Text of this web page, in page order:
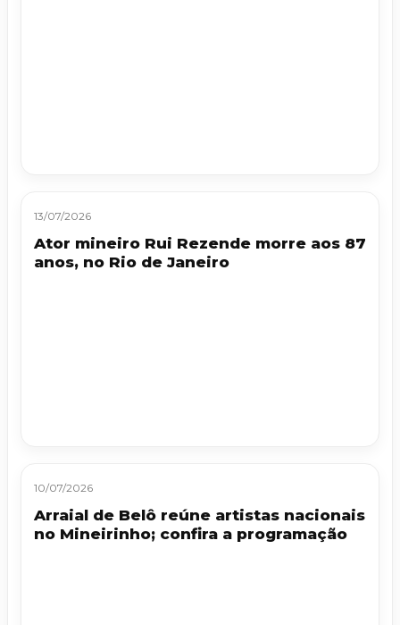
13/07/2026
Ator mineiro Rui Rezende morre aos 87
anos, no Rio de Janeiro
10/07/2026
Arraial de Belô reúne artistas nacionais
no Mineirinho; confira a programação